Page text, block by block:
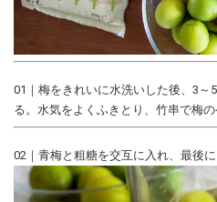
01｜梅をきれいに水洗いした後、3～
る。水気をよくふきとり、竹串で梅の
02｜青梅と粗糖を交互に入れ、最後